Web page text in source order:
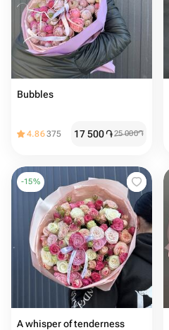
Bubbles
4.86375 17 500֏25 000֏
-15%
A whisper of tenderness